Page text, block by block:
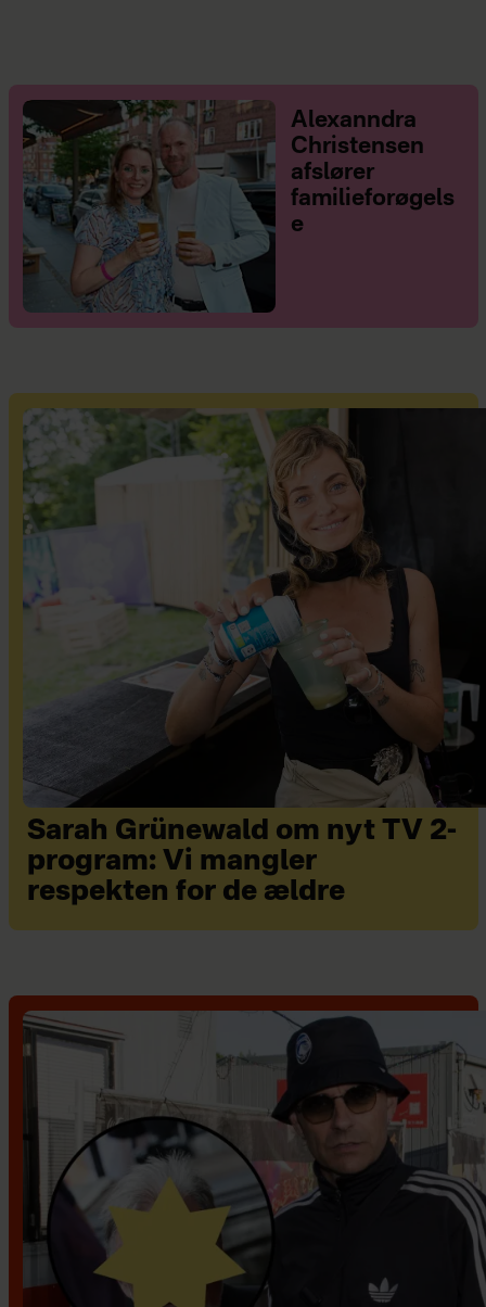
Alexanndra
Christensen
afslører
familieforøgels
e
Sarah Grünewald om nyt TV 2-
program: Vi mangler
respekten for de ældre